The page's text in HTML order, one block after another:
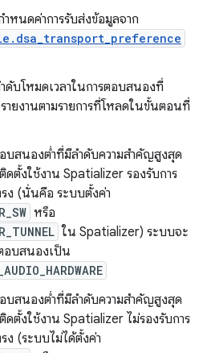
ำหนดค่าการรับส่งข้อมูลจาก
ดับโหมดเวลาในการตอบสนองที่
ายงานตามรายการที่โหลดในขั้นตอนที่
บสนองต่ำที่มีลำดับความสำคัญสูงสุด
ดตั้งใช้งาน Spatializer รองรับการ
ง (นั่นคือ ระบบตั้งค่า
หรือ
ใน Spatializer) ระบบจะ
อบสนองเป็น
บสนองต่ำที่มีลำดับความสำคัญสูงสุด
ดตั้งใช้งาน Spatializer ไม่รองรับการ
ง (ระบบไม่ได้ตั้งค่า